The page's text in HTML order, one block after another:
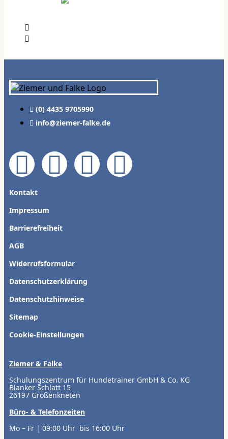
(0) 4435 9705990
info@ziemer-falke.de
Kontakt
Impressum
Barrierefreiheit
AGB
Widerrufsformular
Datenschutzerklärung
Datenschutzhinweise
Sitemap
Cookie-Einstellungen
Ziemer & Falke
Schulungszentrum für Hundetrainer GmbH & Co. KG
Blanker Schlatt 15
26197 Großenkneten
Büro- & Telefonzeiten
Mo – Fr | 09:00 Uhr bis 16:00 Uhr